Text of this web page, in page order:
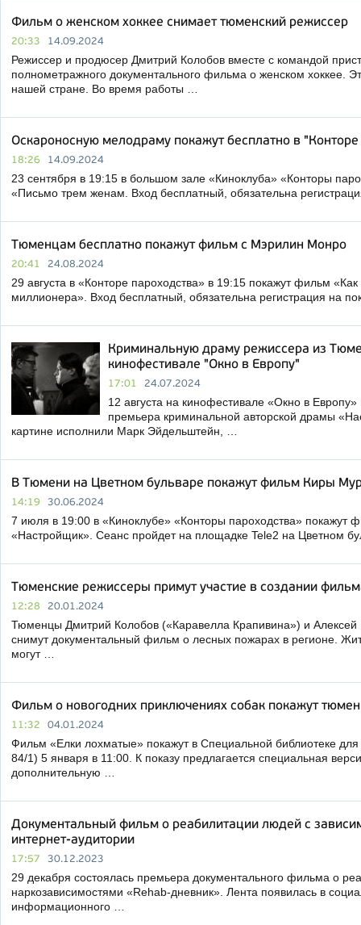
Фильм о женском хоккее снимает тюменский режиссер
20:33 14.09.2024
Режиссер и продюсер Дмитрий Колобов вместе с командой
полнометражного документального фильма о женском хоккее.
нашей стране. Во время работы …
Оскароносную мелодраму покажут бесплатно в "Конторе
18:26 14.09.2024
23 сентября в 19:15 в большом зале «Киноклуба» «Конторы
«Письмо трем женам. Вход бесплатный, обязательна
Тюменцам бесплатно покажут фильм с Мэрилин Монро
20:41 24.08.2024
29 августа в «Конторе пароходства» в 19:15 покажут фильм
миллионера». Вход бесплатный, обязательна регистрация на
Криминальную драму режиссера из
кинофестивале "Окно в Европу"
17:01 24.07.2024
12 августа на кинофестивале «Окно в Европу»
премьера криминальной авторской драмы
картине исполнили Марк Эйдельштейн, …
В Тюмени на Цветном бульваре покажут фильм Киры
14:19 30.06.2024
7 июля в 19:00 в «Киноклубе» «Конторы пароходства» покажут
«Настройщик». Сеанс пройдет на площадке Tele2 на Цветном
Тюменские режиссеры примут участие в создании
12:28 20.01.2024
Тюменцы Дмитрий Колобов («Каравелла Крапивина») и
снимут документальный фильм о лесных пожарах в регионе.
могут …
Фильм о новогодних приключениях собак покажут
11:32 04.01.2024
Фильм «Елки лохматые» покажут в Специальной библиотеке
84/1) 5 января в 11:00. К показу предлагается специальная
дополнительную …
Документальный фильм о реабилитации людей с
интернет-аудитории
17:57 30.12.2023
29 декабря состоялась премьера документального фильма о
наркозависимостями «Rehab-дневник». Лента появилась в
информационного …